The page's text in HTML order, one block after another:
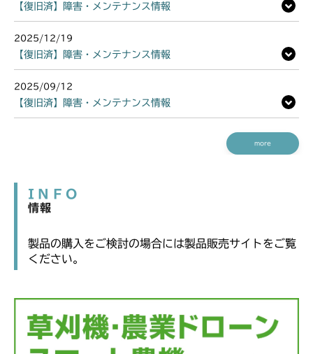
【復旧済】障害・メンテナンス情報
2025/12/19
【復旧済】障害・メンテナンス情報
2025/09/12
【復旧済】障害・メンテナンス情報
more
INFO
情報
製品の購入をご検討の場合には製品販売サイトをご覧
ください。